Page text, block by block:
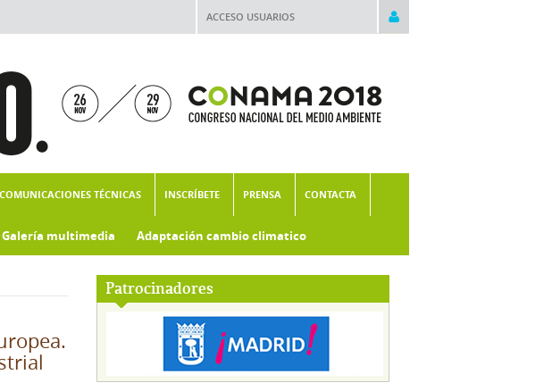
ACCESO USUARIOS
COMUNICACIONES TÉCNICAS INSCRÍBETE PRENSA CONTACTA
Galería multimedia Adaptación cambio climatico
Patrocinadores